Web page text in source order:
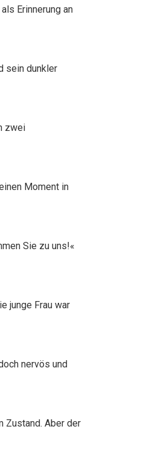
Erinnerung an
sein dunkler
zwei
Moment in
Sie zu uns!«
junge Frau war
nervös und
Zustand. Aber der